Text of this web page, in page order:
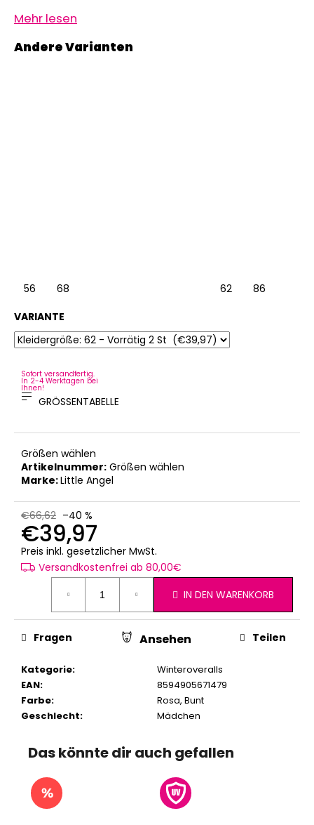
Mehr lesen
56 68 62
86
VARIANTE
Sofort versandfertig.
In 2-4 Werktagen bei
Ihnen!
GRÖSSENTABELLE
Größen wählen
Artikelnummer: Größen wählen
Marke:Little Angel
€66,62 –40 %
€39,97
Preis inkl. gesetzlicher MwSt.
Versandkostenfrei ab 80,00€
IN DEN WARENKORB
Kategorie:
Winteroveralls
EAN:
8594905671479
Farbe: Rosa, Bunt
Geschlecht: Mädchen
Fragen Ansehen Teilen
Das könnte dir auch gefallen